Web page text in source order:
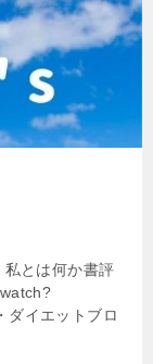
とは何か書評
イエットブロ